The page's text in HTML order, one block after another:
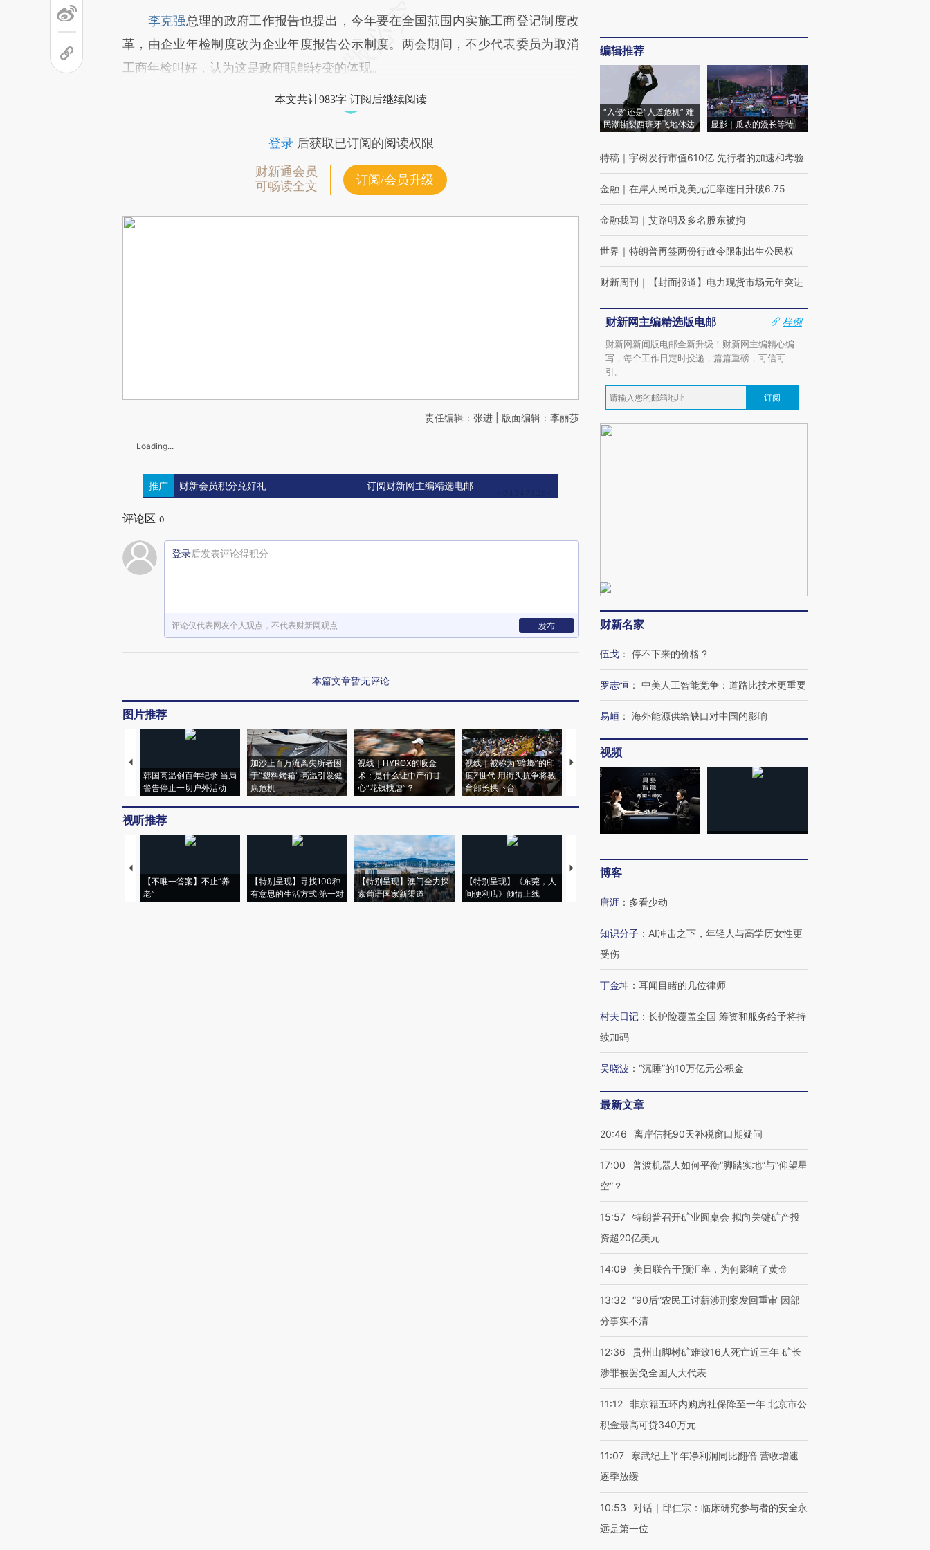
李克强总理的政府工作报告也提出，今年要在全国范围内实施工商登记制度改
革，由企业年检制度改为企业年度报告公示制度。两会期间，不少代表委员为取消
工商年检叫好，认为这是政府职能转变的体现。
本文共计983字 订阅后继续阅读
登录后获取已订阅的阅读权限
财新通会员
可畅读全文
订阅/会员升级
责任编辑：张进 | 版面编辑：李丽莎
Loading...
推广 财新会员积分兑好礼 订阅财新网主编精选电邮
评论区 0
登录后发表评论得积分
评论仅代表网友个人观点，不代表财新网观点 发布
本篇文章暂无评论
图片推荐
韩国高温创百年纪录 当局
警告停止一切户外活动
加沙上百万流离失所者困
于“塑料烤箱” 高温引发健
康危机
视线｜HYROX的吸金
术：是什么让中产们甘
心“花钱找虐”？
视线｜被称为“蟑螂”的印
度Z世代 用街头抗争将教
育部长拱下台
视线｜“入侵”还是“人道危
机”？难民潮撕裂西班牙
128毫米 紧急转移近
4000人
视听推荐
【不唯一答案】不止“养
老”
【特别呈现】寻找100种
有意思的生活方式·第一对
【特别呈现】澳门全力探
索葡语国家新渠道
【特别呈现】《东莞，人
间便利店》倾情上线
【推广】走进第四届链博
会，让数智科技“链”接产
编辑推荐
“入侵”还是“人道危机” 难
民潮撕裂西班牙飞地休达
显影｜瓜农的漫长等待
特稿 ｜ 宇树发行市值610亿 先行者的加速和考验
金融 ｜ 在岸人民币兑美元汇率连日升破6.75
金融我闻 ｜ 艾路明及多名股东被拘
世界 ｜ 特朗普再签两份行政令限制出生公民权
财新周刊 ｜ 【封面报道】电力现货市场元年突进
财新网主编精选版电邮
样例
财新网新闻版电邮全新升级！财新网主编精心编
写，每个工作日定时投递，篇篇重磅，可信可
引。
订阅
财新名家
伍戈 ： 停不下来的价格？
罗志恒 ： 中美人工智能竞争：道路比技术更重要
易峘 ： 海外能源供给缺口对中国的影响
视频
博客
唐涯 ： 多看少动
知识分子 ： AI冲击之下，年轻人与高学历女性更
受伤
丁金坤 ： 耳闻目睹的几位律师
村夫日记 ： 长护险覆盖全国 筹资和服务给予将持
续加码
吴晓波 ： “沉睡”的10万亿元公积金
最新文章
20:46 离岸信托90天补税窗口期疑问
17:00
普渡机器人如何平衡“脚踏实地”与“仰望星
空”？
15:57 特朗普召开矿业圆桌会 拟向关键矿产投
资超20亿美元
14:09 美日联合干预汇率，为何影响了黄金
13:32 “90后”农民工讨薪涉刑案发回重审 因部
分事实不清
12:36
贵州山脚树矿难致16人死亡近三年 矿长
涉罪被罢免全国人大代表
11:12 非京籍五环内购房社保降至一年 北京市公
积金最高可贷340万元
11:07
寒武纪上半年净利润同比翻倍 营收增速
逐季放缓
10:53
对话｜邱仁宗：临床研究参与者的安全永
远是第一位